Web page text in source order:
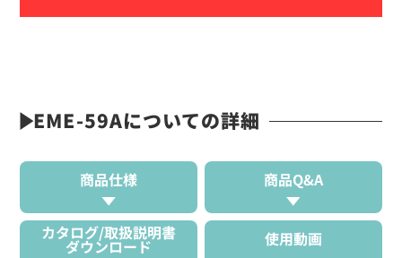
EME-59Aについての詳細
商品仕様 商品Q&A
カタログ/取扱説明書
ダウンロード 使用動画